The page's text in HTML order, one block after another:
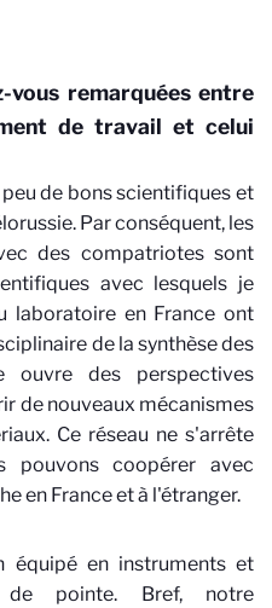
vous remarquées entre
de travail et celui
de bons scientifiques et
Par conséquent, les
des compatriotes sont
avec lesquels je
laboratoire en France ont
de la synthèse des
ouvre des perspectives
de nouveaux mécanismes
Ce réseau ne s'arrête
pouvons coopérer avec
en France et à l'étranger.
équipé en instruments et
de pointe. Bref, notre